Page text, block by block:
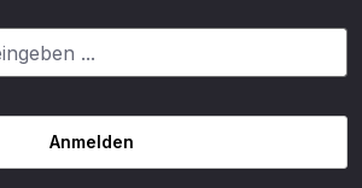
Anmelden